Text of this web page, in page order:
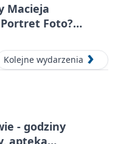
Macieja
Foto?
Kolejne wydarzenia
- godziny